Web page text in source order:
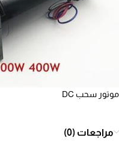
موتور سحب DC
مراجعات (0)